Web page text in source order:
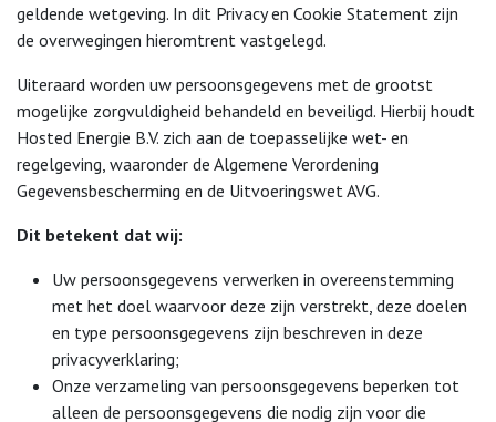
geldende wetgeving. In dit Privacy en Cookie Statement zijn
de overwegingen hieromtrent vastgelegd.
Uiteraard worden uw persoonsgegevens met de grootst
mogelijke zorgvuldigheid behandeld en beveiligd. Hierbij houdt
Hosted Energie B.V. zich aan de toepasselijke wet- en
regelgeving, waaronder de Algemene Verordening
Gegevensbescherming en de Uitvoeringswet AVG.
Dit betekent dat wij:
Uw persoonsgegevens verwerken in overeenstemming
met het doel waarvoor deze zijn verstrekt, deze doelen
en type persoonsgegevens zijn beschreven in deze
privacyverklaring;
Onze verzameling van persoonsgegevens beperken tot
alleen de persoonsgegevens die nodig zijn voor die